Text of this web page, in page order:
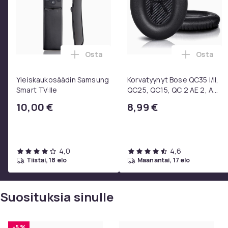
Yleiskaukosäädin Samsung
Smart TV:lle
10,00 €
Lisää Yleiskaukosäädin Samsung
Osta
4,0
tiistai, 18 elo
Korvatyynyt Bose QC35 I/II,
QC25, QC15, QC 2 AE 2, AE
SoundLink Black
8,99 €
Lisää
Osta
4,6
maanantai, 17 elo
Suosituksia sinulle